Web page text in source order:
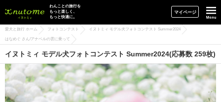
イヌトミィ
わんことの旅行を
もっと楽しく、
もっと快適に。
マイページ
愛犬と旅行 ホーム フォトコンテスト イヌトミィ モデル犬フォトコンテスト Summer2024
はなめぐ さん/アナベルの雲に乗って
イヌトミィ モデル犬フォトコンテスト Summer2024(応募数 259枚)